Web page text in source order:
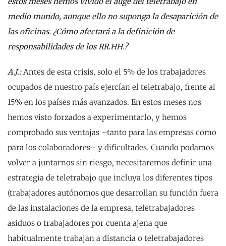
medio mundo, aunque ello no suponga la desaparición de
las oficinas. ¿Cómo afectará a la definición de
responsabilidades de los RR.HH.?
A.J.:Antes de esta crisis, solo el 5% de los trabajadores
ocupados de nuestro país ejercían el teletrabajo, frente al
15% en los países más avanzados. En estos meses nos
hemos visto forzados a experimentarlo, y hemos
comprobado sus ventajas –tanto para las empresas como
para los colaboradores– y dificultades. Cuando podamos
volver a juntarnos sin riesgo, necesitaremos definir una
estrategia de teletrabajo que incluya los diferentes tipos
(trabajadores autónomos que desarrollan su función fuera
de las instalaciones de la empresa, teletrabajadores
asiduos o trabajadores por cuenta ajena que
habitualmente trabajan a distancia o teletrabajadores